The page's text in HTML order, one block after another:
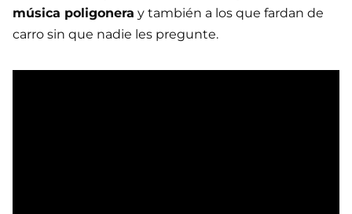
música poligonera y también a los que fardan de
carro sin que nadie les pregunte.